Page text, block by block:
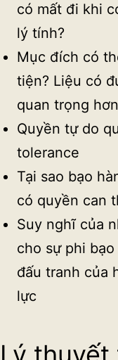
có mất đi khi
lý tính?
Mục đích có
tiện? Liệu có
quan trọng
Quyền tự do
tolerance
Tại sao bạo
có quyền can
Suy nghĩ của
cho sự phi
đấu tranh của
lực